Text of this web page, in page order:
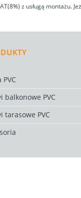
z usługą
PVC
balkonowe PVC
tarasowe PVC